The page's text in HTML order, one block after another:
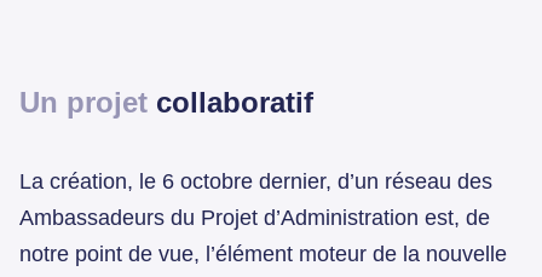
Un projet collaboratif
La création, le 6 octobre dernier, d’un réseau des
Ambassadeurs du Projet d’Administration est, de
notre point de vue, l’élément moteur de la nouvelle